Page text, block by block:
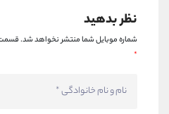
نظر بدهید
شماره موبایل شما منتشر نخواهد شد.قسمت
*